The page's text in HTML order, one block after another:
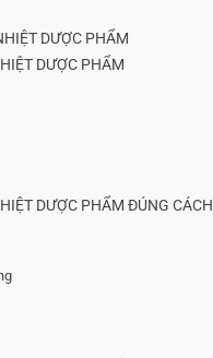
DƯỢC PHẨM
DƯỢC PHẨM
DƯỢC PHẨM ĐÚNG CÁCH